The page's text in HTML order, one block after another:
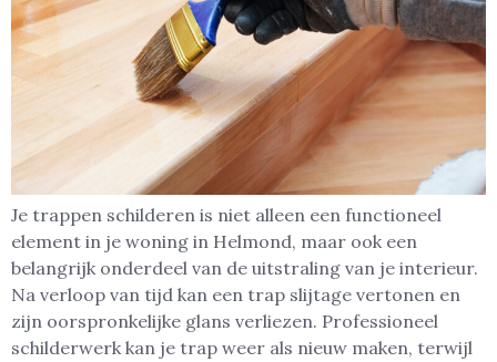
Je trappen schilderen is niet alleen een functioneel
element in je woning in Helmond, maar ook een
belangrijk onderdeel van de uitstraling van je interieur.
Na verloop van tijd kan een trap slijtage vertonen en
zijn oorspronkelijke glans verliezen. Professioneel
schilderwerk kan je trap weer als nieuw maken, terwijl